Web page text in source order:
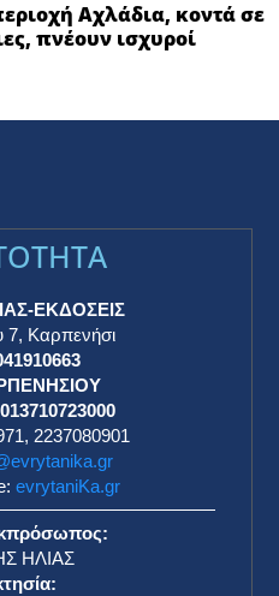
Αχλάδια, κοντά σε
πνέουν ισχυροί
ΕΚΔΟΣΕΙΣ
7, Καρπενήσι
2237080901
evrytaniKa.gr
ΗΛΙΑΣ